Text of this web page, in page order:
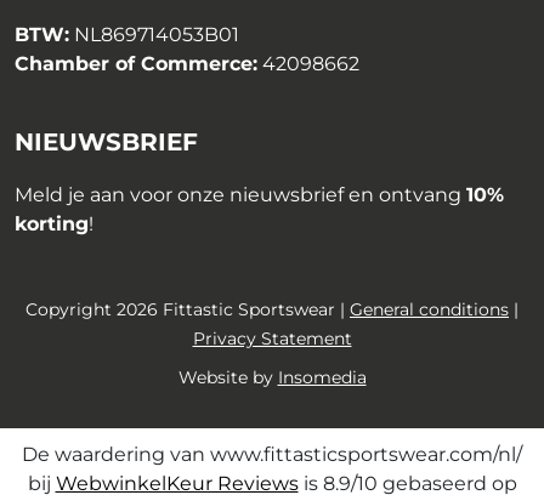
BTW: NL869714053B01
Chamber of Commerce: 42098662
NIEUWSBRIEF
Meld je aan voor onze nieuwsbrief en ontvang 10%
korting!
Copyright 2026 Fittastic Sportswear | General conditions |
Privacy Statement
Website by Insomedia
De waardering van www.fittasticsportswear.com/nl/
bij WebwinkelKeur Reviewsis 8.9/10 gebaseerd op